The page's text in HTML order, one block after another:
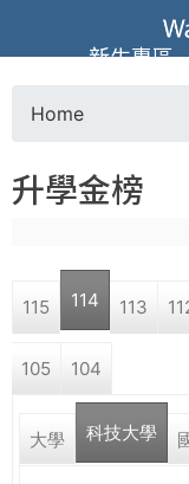
葳
格
高
學
o
a
r
e
Home
升學金榜
115 114 113
105 104
大學 科技大學
新生專區